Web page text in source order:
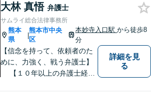
ート。企業からのご相談も承
ります【交通事故】弁護士費
用特約の利用可【夜間・休日
面談可】
大林 真悟 弁護士
サムライ総合法律事務所
熊本
県
|
熊本市中央
区
本妙寺入口駅から徒歩8
分
【信念を持って、依頼者のた
めに、力強く、戦う弁護士】
【１０年以上の弁護士経
詳細を見
る